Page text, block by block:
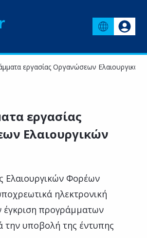
εργασίας Οργανώσεων
εργασίας
Ελαιουργικών
Ελαιουργικών Φορέων
ηλεκτρονική
έγκριση προγράμματων
την υποβολή της έντυπης